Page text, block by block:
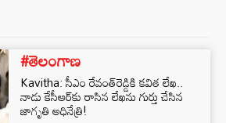
#తెలంగాణ
Kavitha: సీఎం రేవంత్‌రెడ్డికి కవిత లేఖ..
నాడు కేసీఆర్‌కు రాసిన లేఖను గుర్తు చేసిన
జాగృతి అధినేత్రి!